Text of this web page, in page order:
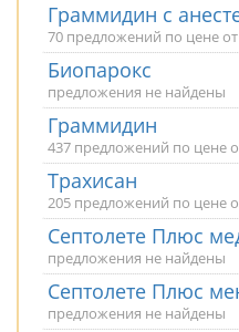
Граммидин с
70 предложений по цене от
Биопарокс
предложения не найдены
Граммидин
437 предложений по цене
Трахисан
205 предложений по цене
Септолете Плюс
предложения не найдены
Септолете Плюс
предложения не найдены